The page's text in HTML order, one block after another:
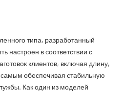
типа, разработанный
настроен в соответствии с
клиентов, включая длину,
обеспечивая стабильную
Как один из моделей